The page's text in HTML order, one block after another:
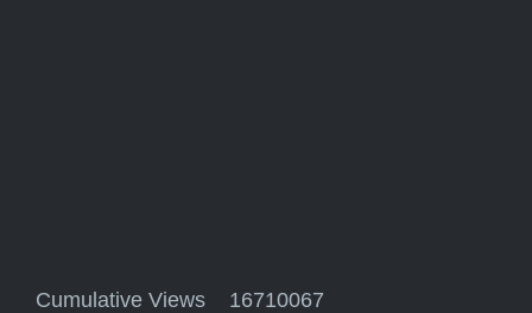
Cumulative Views 16710067